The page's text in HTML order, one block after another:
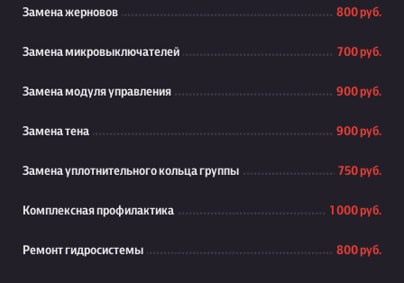
Замена жерновов 800 руб.
Замена микровыключателей 700 руб.
Замена модуля управления 900 руб.
Замена тена 900 руб.
Замена уплотнительного кольца группы 750 руб.
Комплексная профилактика 1 000 руб.
Ремонт гидросистемы 800 руб.